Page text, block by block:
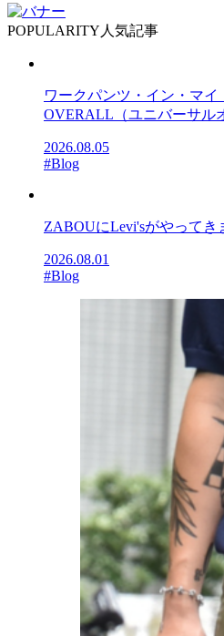
POPULARITY 人気記事
ワークパンツ・イン・マ
OVERALL（ユニバーサル
2026.08.05
#Blog
ZABOUにLevi'sがやってき
2026.08.01
#Blog